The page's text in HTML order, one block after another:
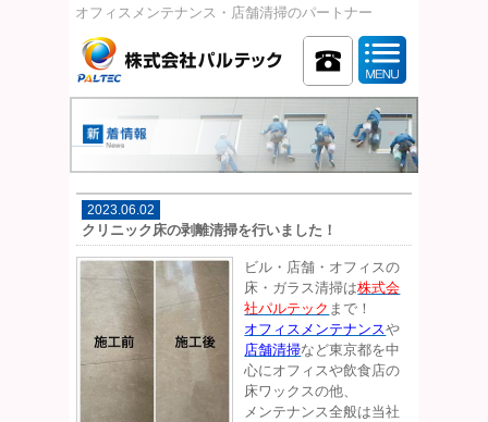
オフィスメンテナンス・店舗清掃のパートナー
クリニック床の剥離清掃を行いました！
2023.06.02
ビル・店舗・オフィスの
床・ガラス清掃は株式会
社パルテック まで！
オフィスメンテナンスや
店舗清掃など東京都を中
心にオフィスや飲食店の
床ワックスの他、
メンテナンス全般は当社